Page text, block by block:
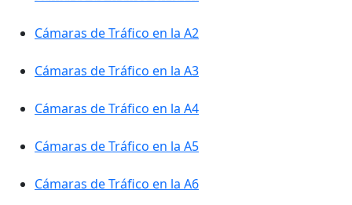
Cámaras de Tráfico en la A2
Cámaras de Tráfico en la A3
Cámaras de Tráfico en la A4
Cámaras de Tráfico en la A5
Cámaras de Tráfico en la A6